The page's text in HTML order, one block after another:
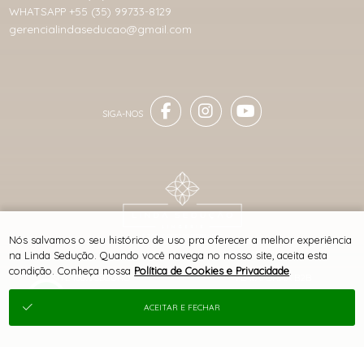
SITE 100% SEGURO PLATAFORMA B2B
WHATSAPP +55 (35) 99733-8129
gerencialindaseducao@gmail.com
® TODOS DIREITOS RESERVADOS
Nós salvamos o seu histórico de uso pra oferecer a melhor experiência
na Linda Sedução. Quando você navega no nosso site, aceita esta
condição. Conheça nossa Política de Cookies e Privacidade
ACEITAR E FECHAR